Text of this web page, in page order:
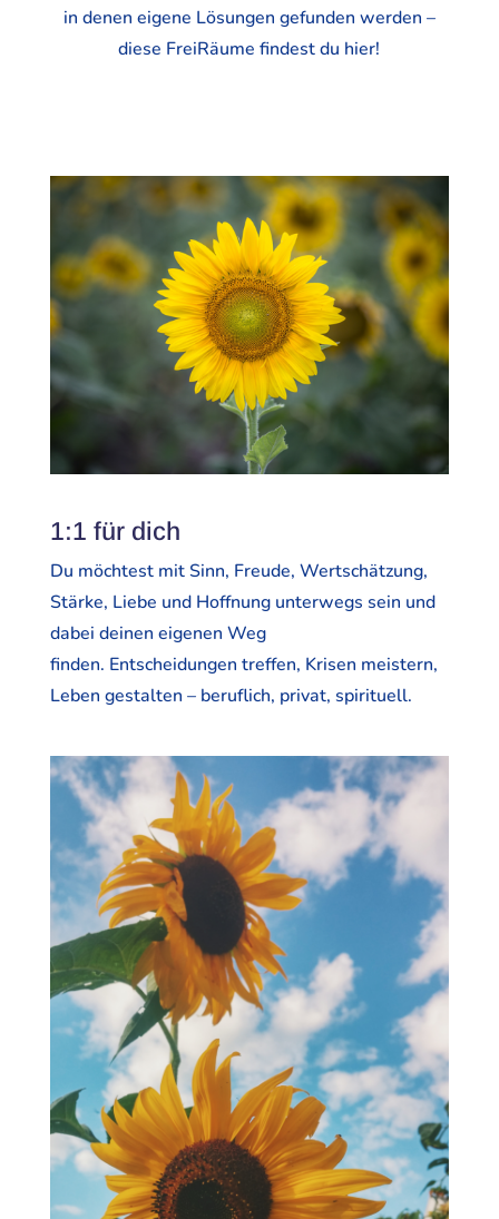
in denen eigene Lösungen gefunden werden –
diese FreiRäume findest du hier!
1:1 für dich
Du möchtest mit Sinn, Freude, Wertschätzung,
Stärke, Liebe und Hoffnung unterwegs sein und
dabei deinen eigenen Weg
finden. Entscheidungen treffen, Krisen meistern,
Leben gestalten – beruflich, privat, spirituell.